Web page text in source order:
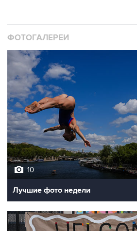
ФОТОГАЛЕРЕИ
10
Лучшие фото недели